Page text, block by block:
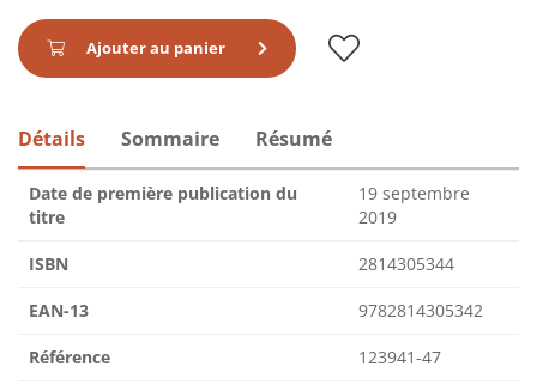
Ajouter au panier
Détails Sommaire Résumé
Date de première publication du
titre
19 septembre
2019
ISBN 2814305344
EAN-13 9782814305342
Référence 123941-47